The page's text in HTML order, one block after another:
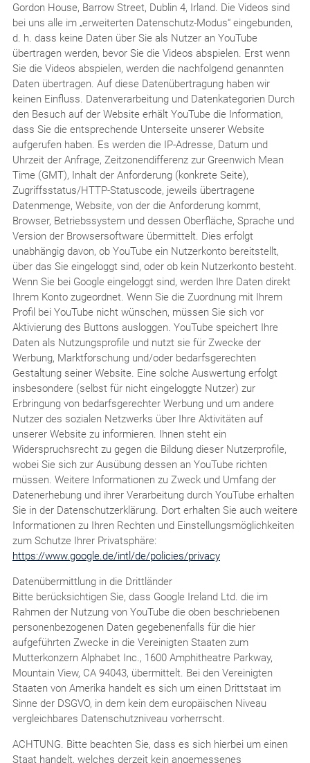
Gordon House, Barrow Street, Dublin 4, Irland. Die Videos sind
bei uns alle im „erweiterten Datenschutz-Modus“ eingebunden,
d. h. dass keine Daten über Sie als Nutzer an YouTube
übertragen werden, bevor Sie die Videos abspielen. Erst wenn
Sie die Videos abspielen, werden die nachfolgend genannten
Daten übertragen. Auf diese Datenübertragung haben wir
keinen Einfluss. Datenverarbeitung und Datenkategorien Durch
den Besuch auf der Website erhält YouTube die Information,
dass Sie die entsprechende Unterseite unserer Website
aufgerufen haben. Es werden die IP-Adresse, Datum und
Uhrzeit der Anfrage, Zeitzonendifferenz zur Greenwich Mean
Time (GMT), Inhalt der Anforderung (konkrete Seite),
Zugriffsstatus/HTTP-Statuscode, jeweils übertragene
Datenmenge, Website, von der die Anforderung kommt,
Browser, Betriebssystem und dessen Oberfläche, Sprache und
Version der Browsersoftware übermittelt. Dies erfolgt
unabhängig davon, ob YouTube ein Nutzerkonto bereitstellt,
über das Sie eingeloggt sind, oder ob kein Nutzerkonto besteht.
Wenn Sie bei Google eingeloggt sind, werden Ihre Daten direkt
Ihrem Konto zugeordnet. Wenn Sie die Zuordnung mit Ihrem
Profil bei YouTube nicht wünschen, müssen Sie sich vor
Aktivierung des Buttons ausloggen. YouTube speichert Ihre
Daten als Nutzungsprofile und nutzt sie für Zwecke der
Werbung, Marktforschung und/oder bedarfsgerechten
Gestaltung seiner Website. Eine solche Auswertung erfolgt
insbesondere (selbst für nicht eingeloggte Nutzer) zur
Erbringung von bedarfsgerechter Werbung und um andere
Nutzer des sozialen Netzwerks über Ihre Aktivitäten auf
unserer Website zu informieren. Ihnen steht ein
Widerspruchsrecht zu gegen die Bildung dieser Nutzerprofile,
wobei Sie sich zur Ausübung dessen an YouTube richten
müssen. Weitere Informationen zu Zweck und Umfang der
Datenerhebung und ihrer Verarbeitung durch YouTube erhalten
Sie in der Datenschutzerklärung. Dort erhalten Sie auch weitere
Informationen zu Ihren Rechten und Einstellungsmöglichkeiten
zum Schutze Ihrer Privatsphäre:
https://www.google.de/intl/de/policies/privacy
Datenübermittlung in die Drittländer
Bitte berücksichtigen Sie, dass Google Ireland Ltd. die im
Rahmen der Nutzung von YouTube die oben beschriebenen
personenbezogenen Daten gegebenenfalls für die hier
aufgeführten Zwecke in die Vereinigten Staaten zum
Mutterkonzern Alphabet Inc., 1600 Amphitheatre Parkway,
Mountain View, CA 94043, übermittelt. Bei den Vereinigten
Staaten von Amerika handelt es sich um einen Drittstaat im
Sinne der DSGVO, in dem kein dem europäischen Niveau
vergleichbares Datenschutzniveau vorherrscht.
ACHTUNG. Bitte beachten Sie, dass es sich hierbei um einen
Staat handelt, welches derzeit kein angemessenes